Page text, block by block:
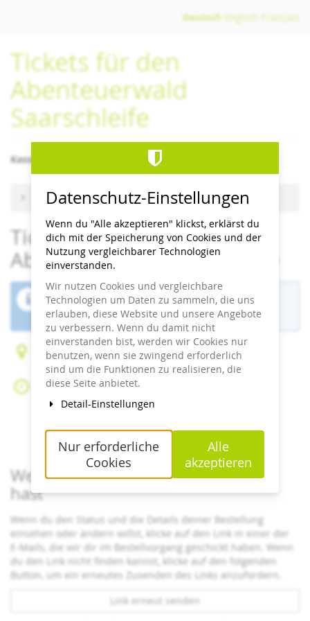
springen
Deutsch English Français
Tickets für den
Abenteuerwald
Saarschleife
Kassenschluss/letzter Einlass 1 Stunde vor Schließzeit
Zu anderem Termin wechseln
Tickets für den
Abenteuerwald Saarschleife
Der Buchungszeitraum für diese Veranstaltung
ist beendet.
Cloef-Atrium
66693 Mettlach-Orscholz
Mo, 13. Juli 2026
Beginn:10:00Uhr
Zum Kalender hinzufügen
Wenn du bereits ein Ticket bestellt
hast
Wenn du den Status und die Details deiner Bestellung
einsehen oder ändern willst, klicke auf den Link in einer der
E-Mails, die wir dir im Bestellvorgang geschickt haben. Wenn
du den Link nicht finden kannst, klicke auf den folgenden
Button, um ein erneutes Zusenden des Links anzufordern.
Link erneut senden
Datenschutz-Einstellungen
Wenn du "Alle akzeptieren" klickst, erklärst du
dich mit der Speicherung von Cookies und der
Nutzung vergleichbarer Technologien
einverstanden.
Wir nutzen Cookies und vergleichbare
Technologien um Daten zu sammeln, die uns
erlauben, diese Website und unsere Angebote
zu verbessern. Wenn du damit nicht
einverstanden bist, werden wir Cookies nur
benutzen, wenn sie zwingend erforderlich
sind um die Funktionen zu realisieren, die
diese Seite anbietet.
Detail-Einstellungen
Nur erforderliche
Cookies
Alle
akzeptieren